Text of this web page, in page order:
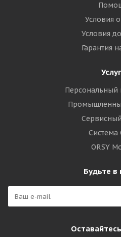
Условия
Условия
Гарантия
Персональный
Система
ORSY
Будьте в